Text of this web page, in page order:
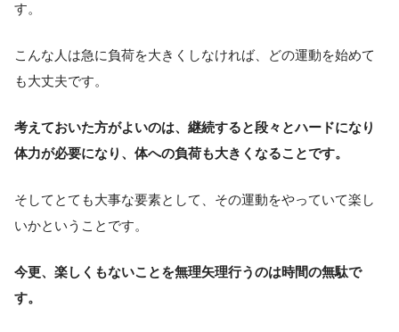
す。
こんな人は急に負荷を大きくしなければ、どの運動を始めて
も大丈夫です。
考えておいた方がよいのは、継続すると段々とハードになり
体力が必要になり、体への負荷も大きくなることです。
そしてとても大事な要素として、その運動をやっていて楽し
いかということです。
今更、楽しくもないことを無理矢理行うのは時間の無駄で
す。